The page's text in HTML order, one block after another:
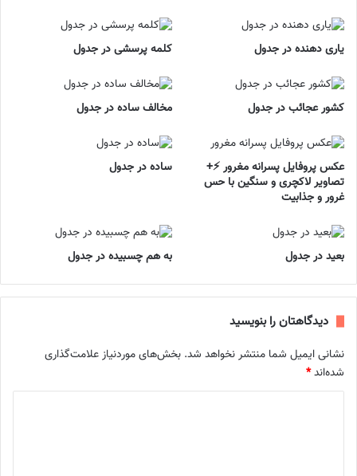
یاری دهنده در جدول کلمه پرسشی در جدول
کشور عجائب در جدول مخالف ساده در جدول
عکس پروفایل پسرانه مغرور ⚡+
تصاویر لاکچری و سنگین با حس
غرور و جذابیت
ساده در جدول
بعید در جدول به هم چسبیده در جدول
دیدگاهتان را بنویسید
نشانی ایمیل شما منتشر نخواهد شد. بخش‌های موردنیاز علامت‌گذاری
شده‌اند*